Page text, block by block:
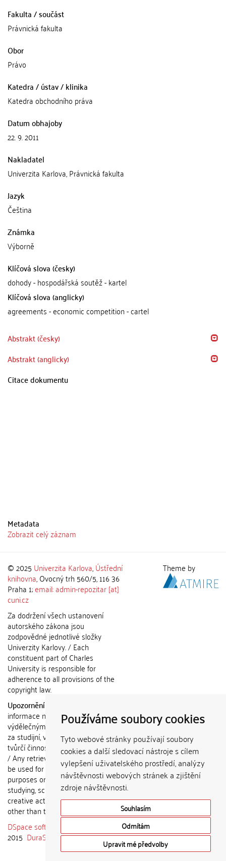
Používáme soubory cookies
Tyto webové stránky používají soubory
cookies a další sledovací nástroje s cílem
vylepšení uživatelského prostředí, analýzy
návštěvnosti webových stránek a zjištění
zdroje návštěvnosti.
Souhlasím
Odmítám
Upravit mé předvolby
Fakulta / součást
Právnická fakulta
Obor
Právo
Katedra / ústav / klinika
Katedra obchodního práva
Datum obhajoby
22. 9. 2011
Nakladatel
Univerzita Karlova, Právnická fakulta
Jazyk
Čeština
Známka
Výborně
Klíčová slova (česky)
dohody - hospodářská soutěž - kartel
Klíčová slova (anglicky)
agreements - economic competition - cartel
Abstrakt (česky)
Abstrakt (anglicky)
Citace dokumentu
Metadata
Zobrazit celý záznam
© 2025 Univerzita Karlova,Ústřední
knihovna, Ovocný trh 560/5, 116 36
Praha 1;email: admin-repozitar [at]
cuni.cz
Za dodržení všech ustanovení
autorského zákona jsou
zodpovědné jednotlivé složky
Univerzity Karlovy. / Each
constituent part of Charles
University is responsible for
adherence to all provisions of the
copyright law.
Upozornění / Notice:
informace nemohou být použity k
výdělečným účelům nebo vydávány
za studijní, vědeckou nebo jinou
tvůrčí činnost jiné osoby než autora.
/ Any retrieved information shall not
be used for any commercial
purposes or claimed as results of
studying, scientific or any other
creative activities of any person
other than the author.
DSpace software
copyright © 2002-
2015 DuraSpace
Theme by